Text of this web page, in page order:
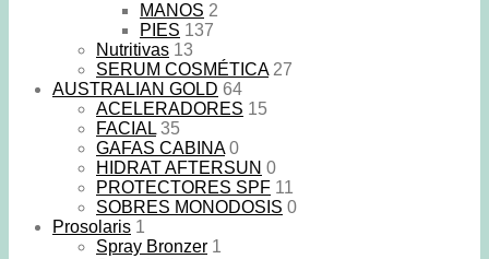
MANOS 2
PIES 137
Nutritivas 13
SERUM COSMÉTICA 27
AUSTRALIAN GOLD 64
ACELERADORES 15
FACIAL 35
GAFAS CABINA 0
HIDRAT AFTERSUN 0
PROTECTORES SPF 11
SOBRES MONODOSIS 0
Prosolaris 1
Spray Bronzer 1